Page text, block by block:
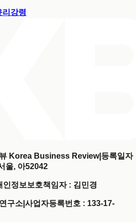
리강령
Korea Business Review| 등록일자
울, 아52042
인정보보호책임자 : 김민경
구소 사업자등록번호 : 133-17-